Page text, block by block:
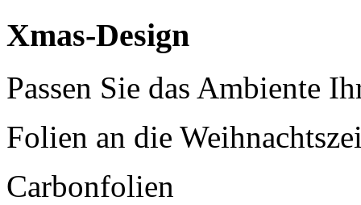
Xmas-Design
Passen Sie das Ambiente
Folien an die
Carbonfolien